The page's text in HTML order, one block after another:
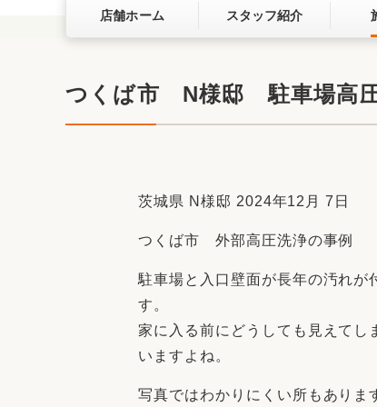
ベランダ・バルコニー
お客さまの声
サービス向上・品質改善の取り組み
ストップ
店舗ホーム スタッフ紹介
つくば市 N様邸 駐車場高
茨城県 N様邸 2024年12月 7日
つくば市 外部高圧洗浄の事例
駐車場と入口壁面が長年の汚れが
す。
家に入る前にどうしても見えて
いますよね。
写真ではわかりにくい所もありま